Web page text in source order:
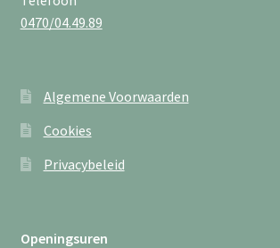
0470/04.49.89
Algemene Voorwaarden
Cookies
Privacybeleid
Openingsuren